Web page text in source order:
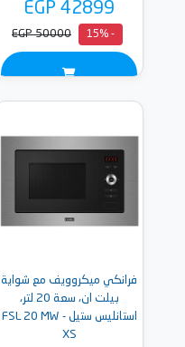
EGP 42899
- 15%
EGP 50000
فرانكي ميكروويف مع شواية
بيلت ان، سعة 20 لتر،
استانليس ستيل - FSL 20 MW
XS